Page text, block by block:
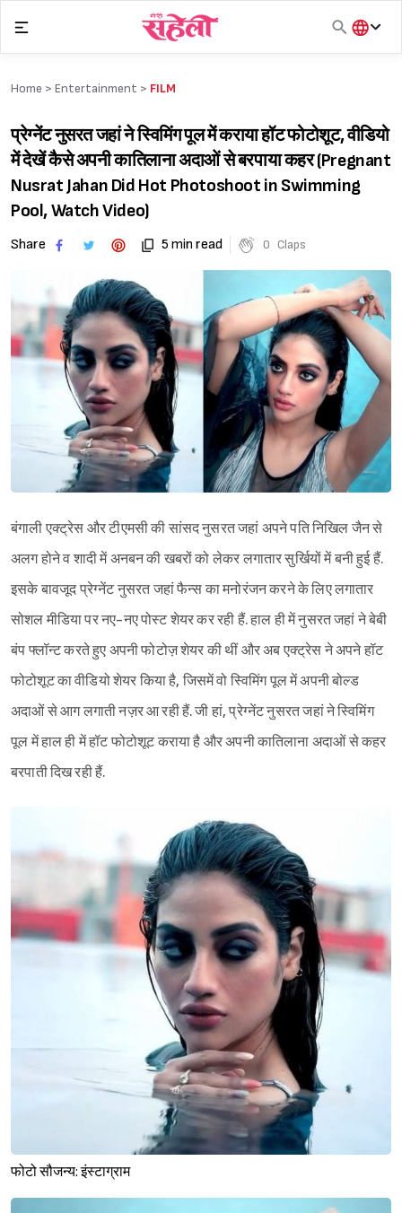
content
हिंदी
Home > Entertainment > FILM
प्रेग्नेंट नुसरत जहां ने स्विमिंग पूल में कराया हॉट फोटोशूट, वीडियो
में देखें कैसे अपनी कातिलाना अदाओं से बरपाया कहर (Pregnant
Nusrat Jahan Did Hot Photoshoot in Swimming
Pool, Watch Video)
Share 5 min read 0 Claps
बंगाली एक्ट्रेस और टीएमसी की सांसद नुसरत जहां अपने पति निखिल जैन से
अलग होने व शादी में अनबन की खबरों को लेकर लगातार सुर्खियों में बनी हुई हैं.
इसके बावजूद प्रेग्नेंट नुसरत जहां फैन्स का मनोरंजन करने के लिए लगातार
सोशल मीडिया पर नए-नए पोस्ट शेयर कर रही हैं. हाल ही में नुसरत जहां ने बेबी
बंप फ्लॉन्ट करते हुए अपनी फोटोज़ शेयर की थीं और अब एक्ट्रेस ने अपने हॉट
फोटोशूट का वीडियो शेयर किया है, जिसमें वो स्विमिंग पूल में अपनी बोल्ड
अदाओं से आग लगाती नज़र आ रही हैं. जी हां, प्रेग्नेंट नुसरत जहां ने स्विमिंग
पूल में हाल ही में हॉट फोटोशूट कराया है और अपनी कातिलाना अदाओं से कहर
बरपाती दिख रही हैं.
फोटो सौजन्य: इंस्टाग्राम